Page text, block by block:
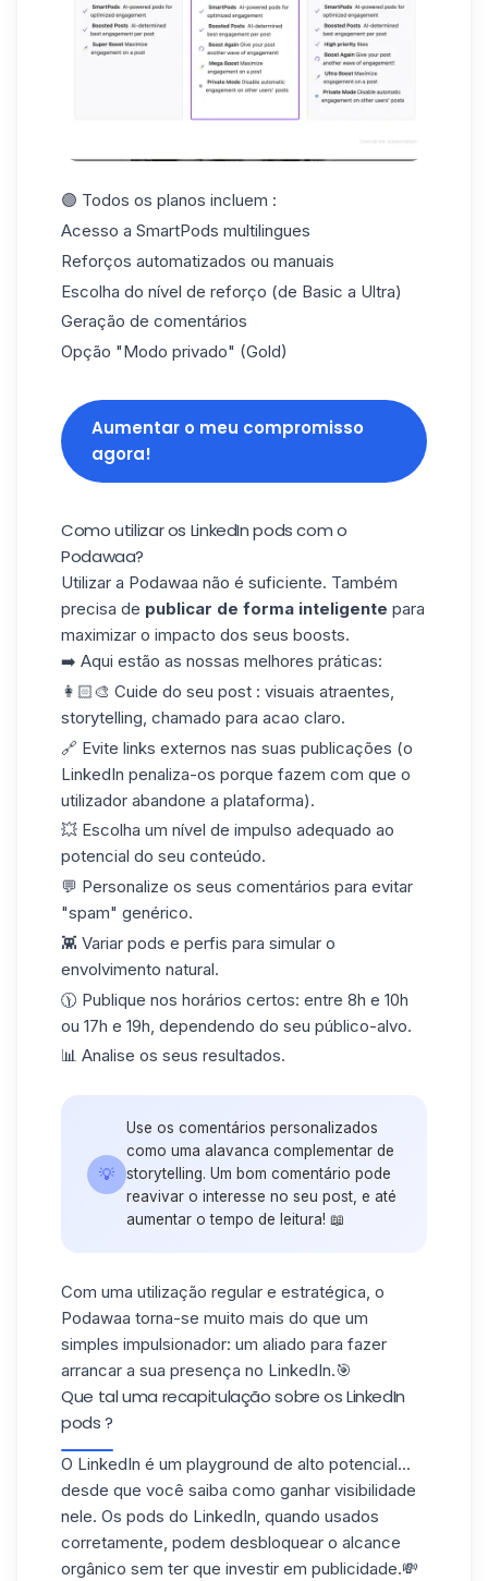
🟣 Todos os planos incluem :
Acesso a SmartPods multilingues
Reforços automatizados ou manuais
Escolha do nível de reforço (de Basic a Ultra)
Geração de comentários
Opção "Modo privado" (Gold)
Aumentar o meu compromisso
agora!
Como utilizar os LinkedIn pods com o
Podawaa?
Utilizar a Podawaa não é suficiente. Também
precisa de publicar de forma inteligente para
maximizar o impacto dos seus boosts.
➡️ Aqui estão as nossas melhores práticas:
👩🏻‍🎨 Cuide do seu post : visuais atraentes,
storytelling, chamado para acao claro.
🔗 Evite links externos nas suas publicações (o
LinkedIn penaliza-os porque fazem com que o
utilizador abandone a plataforma).
💥 Escolha um nível de impulso adequado ao
potencial do seu conteúdo.
💬 Personalize os seus comentários para evitar
"spam" genérico.
👾 Variar pods e perfis para simular o
envolvimento natural.
🕦 Publique nos horários certos: entre 8h e 10h
ou 17h e 19h, dependendo do seu público-alvo.
📊 Analise os seus resultados.
💡
Use os comentários personalizados
como uma alavanca complementar de
storytelling. Um bom comentário pode
reavivar o interesse no seu post, e até
aumentar o tempo de leitura! 📖
Com uma utilização regular e estratégica, o
Podawaa torna-se muito mais do que um
simples impulsionador: um aliado para fazer
arrancar a sua presença no LinkedIn.🎯
Que tal uma recapitulação sobre os LinkedIn
pods ?
O LinkedIn é um playground de alto potencial...
desde que você saiba como ganhar visibilidade
nele. Os pods do LinkedIn, quando usados
corretamente, podem desbloquear o alcance
orgânico sem ter que investir em publicidade.💸